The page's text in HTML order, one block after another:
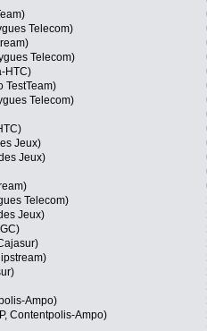
Telecom)
Telecom)
HTC)
TestTeam)
Telecom)
Jeux)
Jeux)
Telecom)
Jeux)
Ampo)
Contentpolis-Ampo)